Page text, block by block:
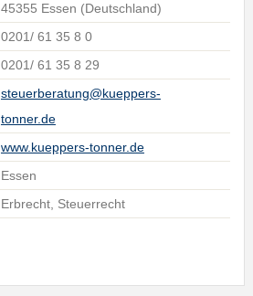
45355 Essen (Deutschland)
0201/ 61 35 8 0
0201/ 61 35 8 29
steuerberatung@kueppers-
tonner.de
www.kueppers-tonner.de
Essen
Erbrecht, Steuerrecht